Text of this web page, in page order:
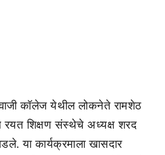
कॉलेज येथील लोकनेते रामशेठ
शिक्षण संस्थेचे अध्यक्ष शरद
या कार्यक्रमाला खासदार